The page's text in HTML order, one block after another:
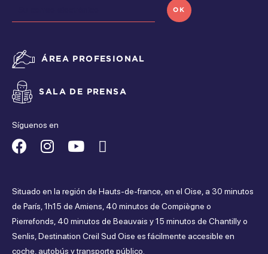
OK
ÁREA PROFESIONAL
SALA DE PRENSA
Síguenos en
Suivez-
sur
Facebook
Suivez-
sur
Instagram
Suivez-
sur
Youtube
sur
Tripadvisor
Situado en la región de Hauts-de-france, en el Oise, a 30 minutos
de París, 1h15 de Amiens, 40 minutos de Compiègne o
Pierrefonds, 40 minutos de Beauvais y 15 minutos de Chantilly o
Senlis, Destination Creil Sud Oise es fácilmente accesible en
coche, autobús y transporte público.